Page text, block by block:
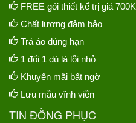
FREE gói thiết kế trị giá 700K
Chất lượng đảm bảo
Trả áo đúng hạn
1 đổi 1 dù là lỗi nhỏ
Khuyến mãi bất ngờ
Lưu mẫu vĩnh viễn
TIN ĐỒNG PHỤC